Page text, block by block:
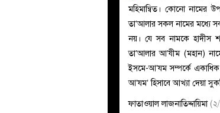
মহিমান্বিত। কোনো নামের
তা’আলার সকল নামের মধ্যে
নয়। যে সব নামকে হাদীস
তা’আলার আ’যীম (মহান)
ইসমে-আ’যম সম্পর্কে একাধিক
আ’যম’ হিসাবে আখ্যা দেয়া
ফাতাওয়াল লাজনাতিদ্দায়িমা